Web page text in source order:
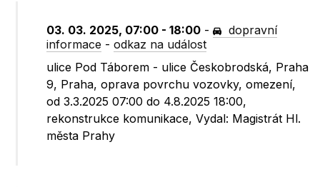
03. 03. 2025, 07:00 - 18:00 -
dopravní
informace -odkaz na událost
ulice Pod Táborem - ulice Českobrodská, Praha
9, Praha, oprava povrchu vozovky, omezení,
od 3.3.2025 07:00 do 4.8.2025 18:00,
rekonstrukce komunikace, Vydal: Magistrát Hl.
města Prahy